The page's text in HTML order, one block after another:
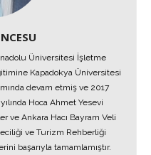
Üniversitesi İşletme
Kapadokya Üniversitesi
devam etmiş ve 2017
Hoca Ahmet Yesevi
ve Ankara Hacı Bayram Veli
ve Turizm Rehberliği
başarıyla tamamlamıştır.